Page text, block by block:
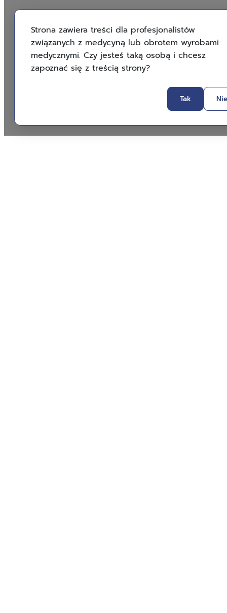
Strona zawiera treści dla profesjonalistów
związanych z medycyną lub obrotem wyrobami
medycznymi. Czy jesteś taką osobą i chcesz
zapoznać się z treścią strony?
Tak